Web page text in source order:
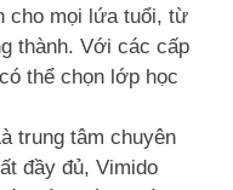
cho mọi lứa tuổi, từ
thành. Với các cấp
thể chọn lớp học
trung tâm chuyên
đầy đủ, Vimido